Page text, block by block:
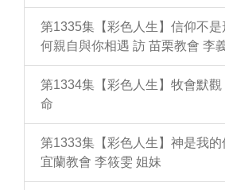
第1335集【彩色人生】信仰不
何親自與你相遇 訪 苗栗教會 李
第1334集【彩色人生】牧會默
命
第1333集【彩色人生】神是我
宜蘭教會 李筱雯 姐妹